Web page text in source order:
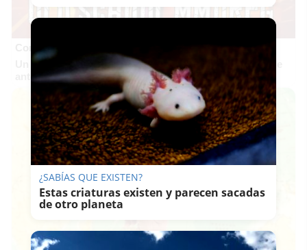
Corepunk MMORPG
Un verdadero MMORPG de la vieja escuela ¡Cómo los de
antes, pero mejor!
¿SABÍAS QUE EXISTEN?
Estas criaturas existen y parecen sacadas
de otro planeta